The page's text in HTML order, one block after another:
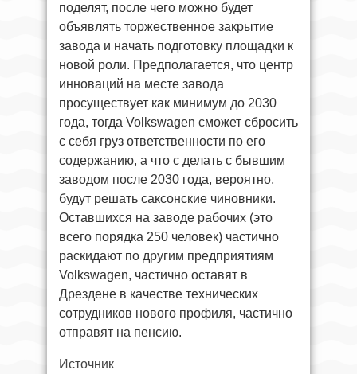
поделят, после чего можно будет
объявлять торжественное закрытие
завода и начать подготовку площадки к
новой роли. Предполагается, что центр
инноваций на месте завода
просуществует как минимум до 2030
года, тогда Volkswagen сможет сбросить
с себя груз ответственности по его
содержанию, а что с делать с бывшим
заводом после 2030 года, вероятно,
будут решать саксонские чиновники.
Оставшихся на заводе рабочих (это
всего порядка 250 человек) частично
раскидают по другим предприятиям
Volkswagen, частично оставят в
Дрездене в качестве технических
сотрудников нового профиля, частично
отправят на пенсию.
Источник